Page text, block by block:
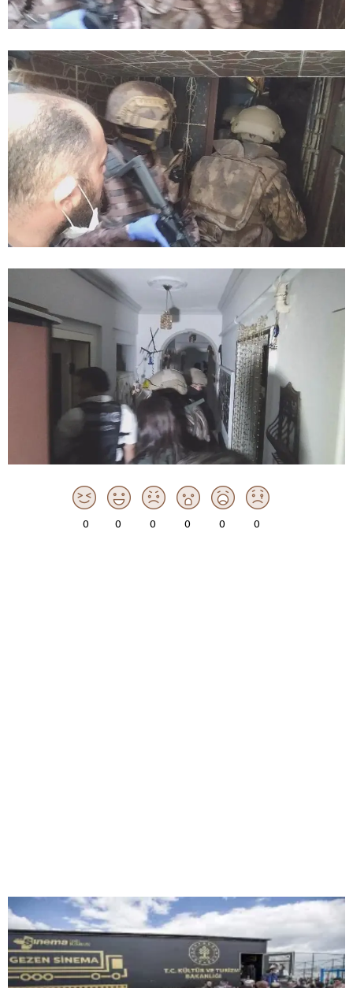
0 0 0 0 0 0